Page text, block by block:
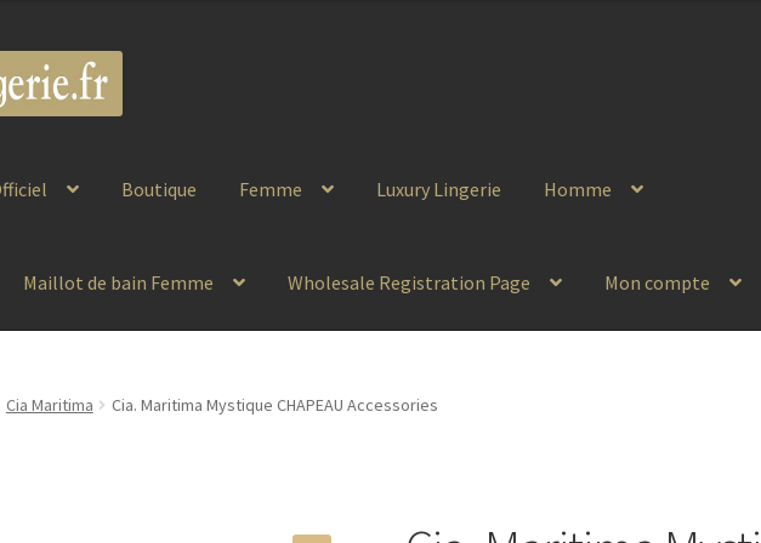
Boutique Femme Luxury Lingerie Homme
Maillot de bain Femme Wholesale Registration Page Mon compte
Cia Maritima Cia. Maritima Mystique CHAPEAU Accessories